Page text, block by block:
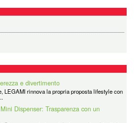
e divertimento
LEGAMI rinnova la propria proposta lifestyle con
Dispenser: Trasparenza con un